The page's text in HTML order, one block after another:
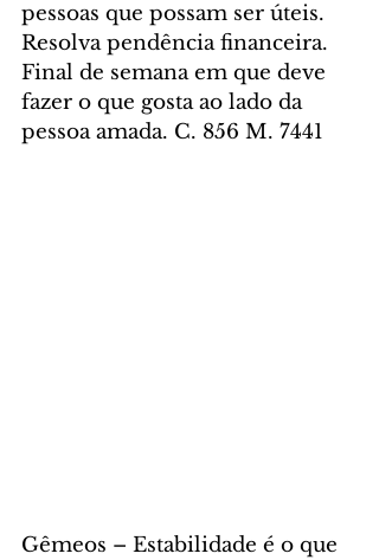
pessoas que possam ser úteis.
Resolva pendência financeira.
Final de semana em que deve
fazer o que gosta ao lado da
pessoa amada. C. 856 M. 7441
Gêmeos – Estabilidade é o que